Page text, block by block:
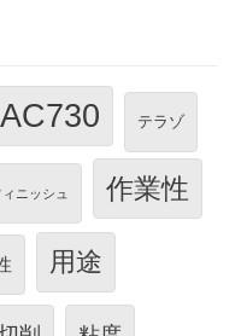
AC730 テラゾ
ニッシュ 作業性
用途